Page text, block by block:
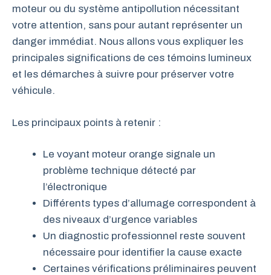
moteur ou du système antipollution nécessitant
votre attention, sans pour autant représenter un
danger immédiat. Nous allons vous expliquer les
principales significations de ces témoins lumineux
et les démarches à suivre pour préserver votre
véhicule.
Les principaux points à retenir :
Le voyant moteur orange signale un
problème technique détecté par
l’électronique
Différents types d’allumage correspondent à
des niveaux d’urgence variables
Un diagnostic professionnel reste souvent
nécessaire pour identifier la cause exacte
Certaines vérifications préliminaires peuvent